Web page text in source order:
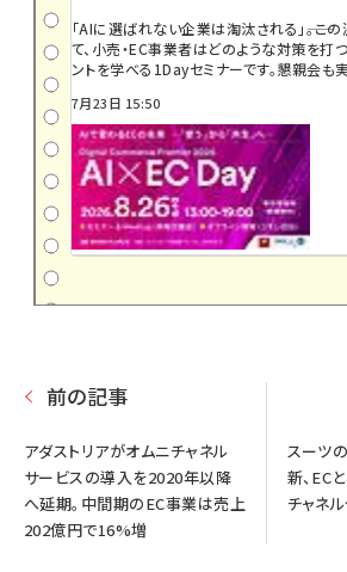
「AIに選ばれない企業は淘汰される」――。こ
て、小売・EC事業者はどのような対策を打
ントを学べる1Dayセミナーです。懇親会も実
7月23日 15:50
前の記事
アダストリアがオムニチャネル
サービスの導入を2020年以降
へ延期。中間期のEC事業は売上
202億円で16%増
スーツ
新、EC
チャネ